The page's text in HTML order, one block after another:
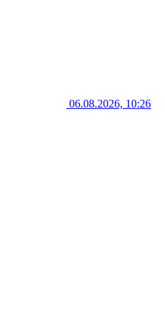
06.08.2026, 10:26